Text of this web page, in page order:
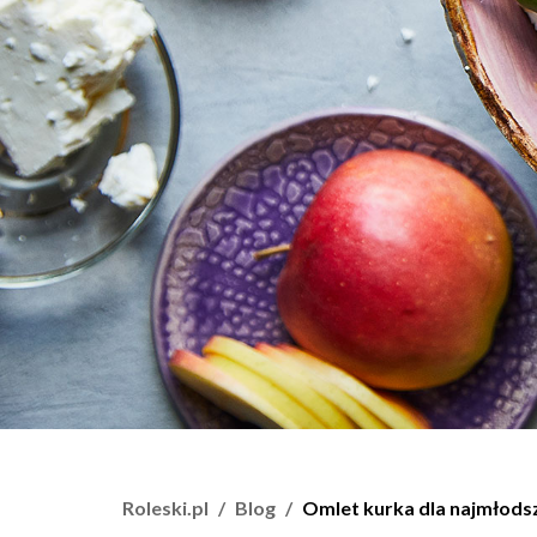
Roleski.pl Blog Omlet kurka dla